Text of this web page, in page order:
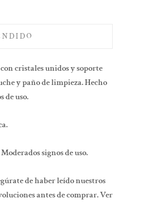
cristales unidos y soporte
y paño de limpieza. Hecho
de uso.
signos de uso.
de haber leído nuestros
antes de comprar. Ver